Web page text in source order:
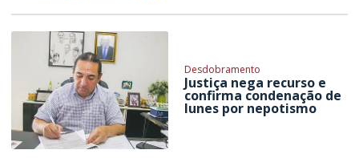
Desdobramento
Justiça nega recurso e
confirma condenação de
Iunes por nepotismo